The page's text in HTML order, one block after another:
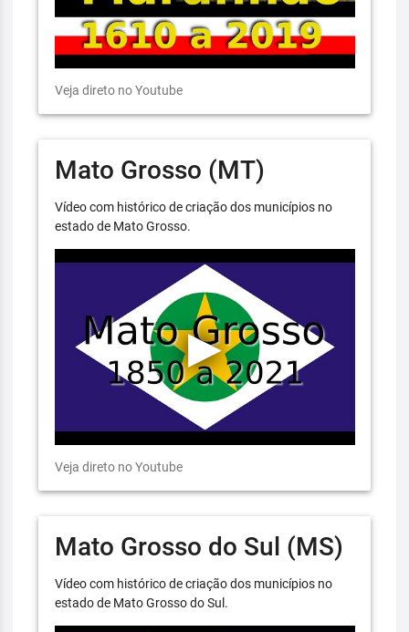
Veja direto no Youtube
Mato Grosso (MT)
Vídeo com histórico de criação dos municípios no
estado de Mato Grosso.
Veja direto no Youtube
Mato Grosso do Sul (MS)
Vídeo com histórico de criação dos municípios no
estado de Mato Grosso do Sul.